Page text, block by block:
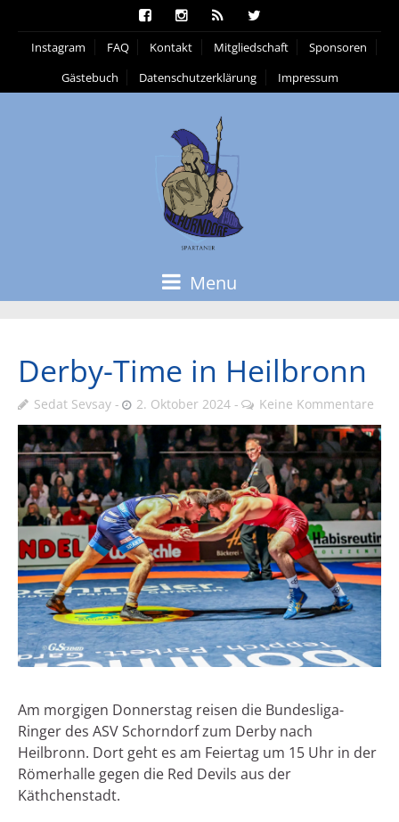
Instagram FAQ Kontakt Mitgliedschaft
Sponsoren
Gästebuch
Datenschutzerklärung Impressum
Menu
Derby-Time in Heilbronn
Sedat Sevsay 2. Oktober 2024 Keine Kommentare
Am morgigen Donnerstag reisen die Bundesliga-
Ringer des ASV Schorndorf zum Derby nach
Heilbronn. Dort geht es am Feiertag um 15 Uhr in der
Römerhalle gegen die Red Devils aus der
Käthchenstadt.